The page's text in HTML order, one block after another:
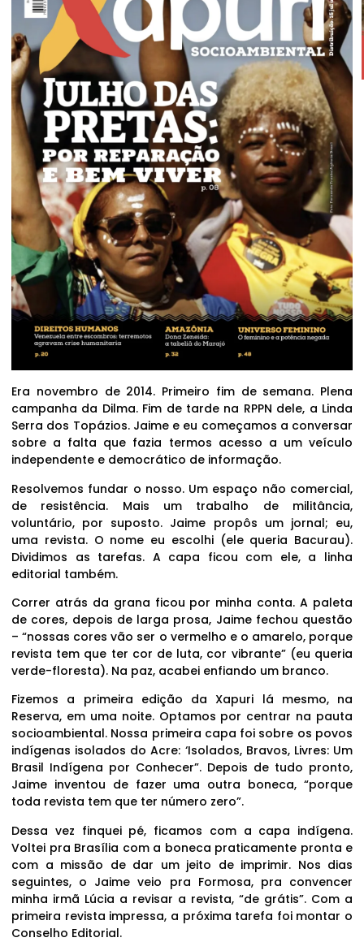
Era novembro de 2014. Primeiro fim de semana. Plena
campanha da Dilma. Fim de tarde na RPPN dele, a Linda
Serra dos Topázios. Jaime e eu começamos a conversar
sobre a falta que fazia termos acesso a um veículo
independente e democrático de informação.
Resolvemos fundar o nosso. Um espaço não comercial,
de resistência. Mais um trabalho de militância,
voluntário, por suposto. Jaime propôs um jornal; eu,
uma revista. O nome eu escolhi (ele queria Bacurau).
Dividimos as tarefas. A capa ficou com ele, a linha
editorial também.
Correr atrás da grana ficou por minha conta. A paleta
de cores, depois de larga prosa, Jaime fechou questão
– “nossas cores vão ser o vermelho e o amarelo, porque
revista tem que ter cor de luta, cor vibrante” (eu queria
verde-floresta). Na paz, acabei enfiando um branco.
Fizemos a primeira edição da Xapuri lá mesmo, na
Reserva, em uma noite. Optamos por centrar na pauta
socioambiental. Nossa primeira capa foi sobre os povos
indígenas isolados do Acre: ‘Isolados, Bravos, Livres: Um
Brasil Indígena por Conhecer”. Depois de tudo pronto,
Jaime inventou de fazer uma outra boneca, “porque
toda revista tem que ter número zero”.
Dessa vez finquei pé, ficamos com a capa indígena.
Voltei pra Brasília com a boneca praticamente pronta e
com a missão de dar um jeito de imprimir. Nos dias
seguintes, o Jaime veio pra Formosa, pra convencer
minha irmã Lúcia a revisar a revista, “de grátis”. Com a
primeira revista impressa, a próxima tarefa foi montar o
Conselho Editorial.